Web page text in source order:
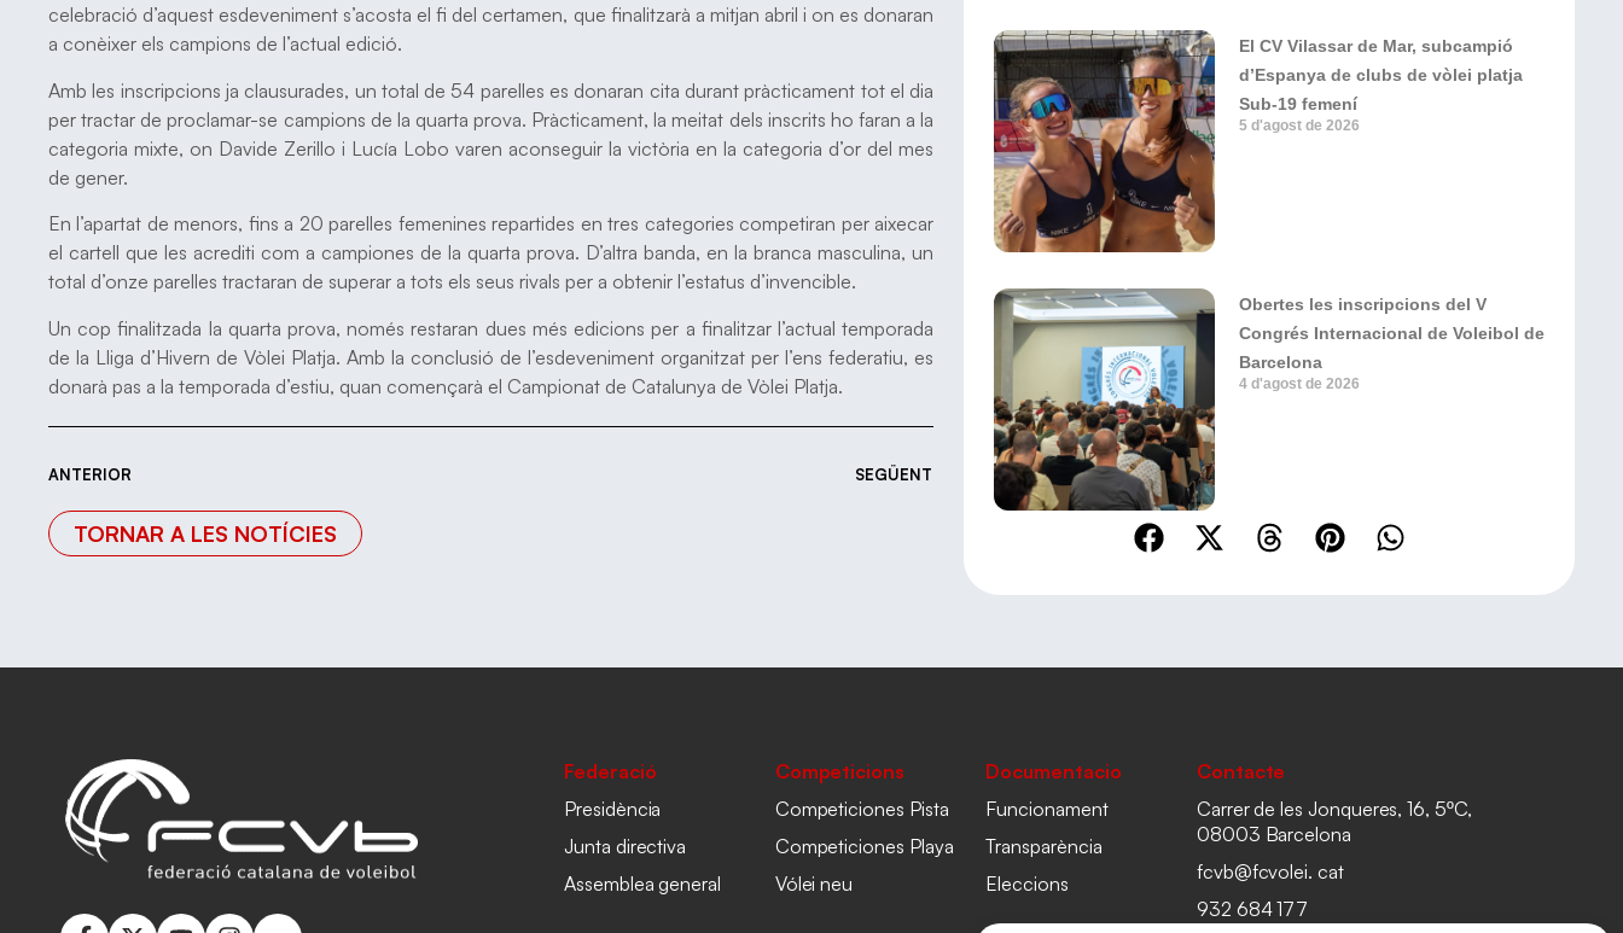
celebració d’aquest esdeveniment s’acosta el fi del certamen, que finalitzarà a mitjan abril i on es donaran
a conèixer els campions de l’actual edició.
Amb les inscripcions ja clausurades, un total de 54 parelles es donaran cita durant pràcticament tot el dia
per tractar de proclamar-se campions de la quarta prova. Pràcticament, la meitat dels inscrits ho faran a la
categoria mixte, on Davide Zerillo i Lucía Lobo varen aconseguir la victòria en la categoria d’or del mes
de gener.
En l’apartat de menors, fins a 20 parelles femenines repartides en tres categories competiran per aixecar
el cartell que les acrediti com a campiones de la quarta prova. D’altra banda, en la branca masculina, un
total d’onze parelles tractaran de superar a tots els seus rivals per a obtenir l’estatus d’invencible.
Un cop finalitzada la quarta prova, només restaran dues més edicions per a finalitzar l’actual temporada
de la Lliga d’Hivern de Vòlei Platja. Amb la conclusió de l’esdeveniment organitzat per l’ens federatiu, es
donarà pas a la temporada d’estiu, quan començarà el Campionat de Catalunya de Vòlei Platja.
ANTERIOR SEGÜENT
TORNAR A LES NOTÍCIES
El CV Vilassar de Mar, subcampió
d’Espanya de clubs de vòlei platja
Sub-19 femení
5 d'agost de 2026
Obertes les inscripcions del V
Congrés Internacional de Voleibol de
Barcelona
4 d'agost de 2026
Federació
Presidència
Junta directiva
Assemblea general
Competicions
Competiciones Pista
Competiciones Playa
Vólei neu
Documentacio
Funcionament
Transparència
Eleccions
Contacte
Carrer de les Jonqueres, 16, 5ºC,
08003 Barcelona
fcvb@fcvolei. cat
932 684 177